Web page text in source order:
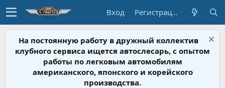
Вход Регистрация
На постоянную работу в дружный коллектив
клубного сервиса ищется автослесарь, с опытом
работы по легковым автомобилям
американского, японского и корейского
производства.